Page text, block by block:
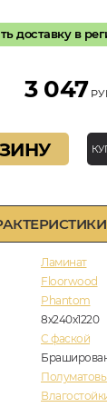
Ламинат
Floorwood
Phantom
8х240х1220
C фаской
доставку в
3 047